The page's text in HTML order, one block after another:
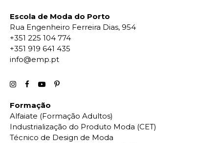
Escola de Moda do Porto
Rua Engenheiro Ferreira Dias, 954
+351 225 104 774
+351 919 641 435
info@emp.pt
Formação
Alfaiate (Formação Adultos)
Industrialização do Produto Moda (CET)
Técnico de Design de Moda